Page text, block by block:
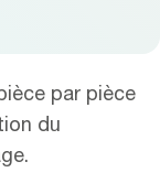
par pièce
du